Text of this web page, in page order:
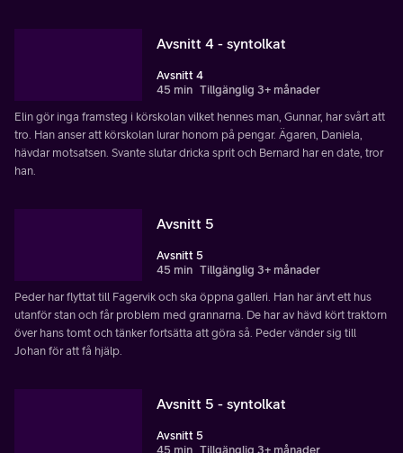
Avsnitt 4 - syntolkat
Avsnitt 4
45 min Tillgänglig 3+ månader
Elin gör inga framsteg i körskolan vilket hennes man, Gunnar, har svårt att
tro. Han anser att körskolan lurar honom på pengar. Ägaren, Daniela,
hävdar motsatsen. Svante slutar dricka sprit och Bernard har en date, tror
han.
Avsnitt 5
Avsnitt 5
45 min Tillgänglig 3+ månader
Peder har flyttat till Fagervik och ska öppna galleri. Han har ärvt ett hus
utanför stan och får problem med grannarna. De har av hävd kört traktorn
över hans tomt och tänker fortsätta att göra så. Peder vänder sig till
Johan för att få hjälp.
Avsnitt 5 - syntolkat
Avsnitt 5
45 min Tillgänglig 3+ månader